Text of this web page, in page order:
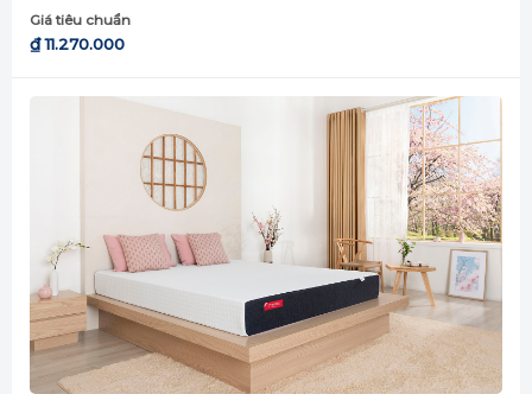
bạn dễ dàng di chuyển, lưu trữ mà không cần
Giá tiêu chuẩn
₫11.270.000